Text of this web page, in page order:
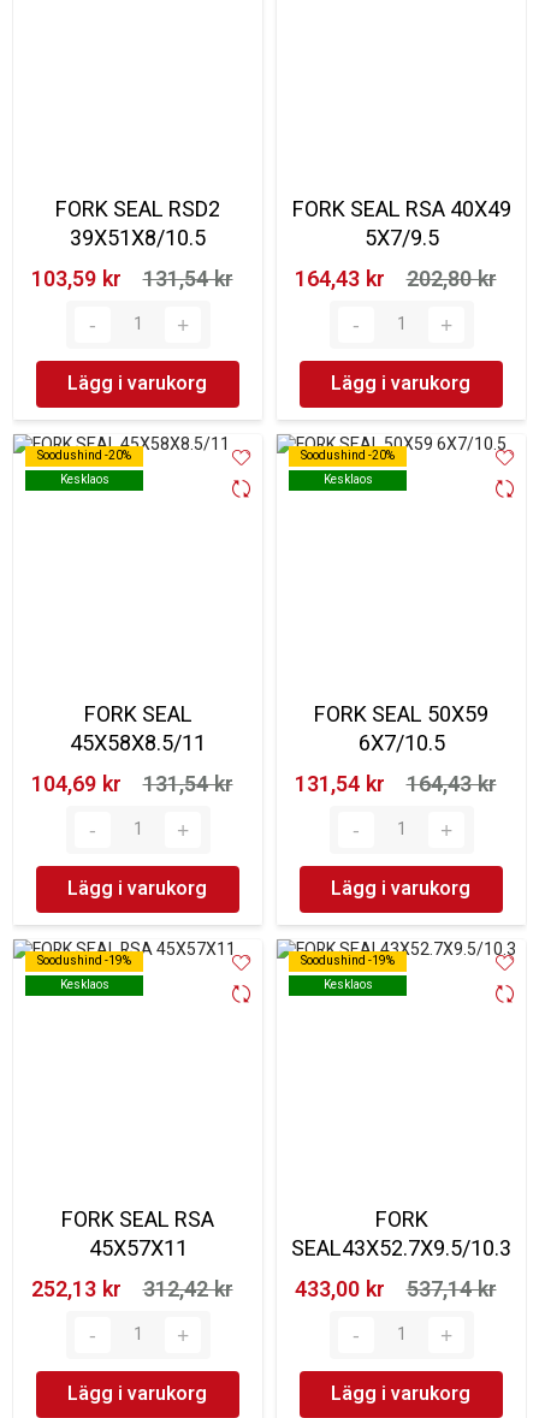
FORK SEAL RSD2
39X51X8/10.5
103,59 kr‎
131,54 kr‎
Lägg i varukorg
FORK SEAL RSA 40X49
5X7/9.5
164,43 kr‎
202,80 kr‎
Lägg i varukorg
Soodushind -20%
Kesklaos
Soodushind -20%
Kesklaos
FORK SEAL
45X58X8.5/11
104,69 kr‎
131,54 kr‎
Lägg i varukorg
Soodushind -20%
Kesklaos
Soodushind -20%
Kesklaos
FORK SEAL 50X59
6X7/10.5
131,54 kr‎
164,43 kr‎
Lägg i varukorg
Soodushind -19%
Kesklaos
Soodushind -19%
Kesklaos
FORK SEAL RSA
45X57X11
252,13 kr‎
312,42 kr‎
Lägg i varukorg
Soodushind -19%
Kesklaos
Soodushind -19%
Kesklaos
FORK
SEAL43X52.7X9.5/10.3
433,00 kr‎
537,14 kr‎
Lägg i varukorg